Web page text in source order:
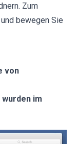
Zum
bewegen Sie
von
im